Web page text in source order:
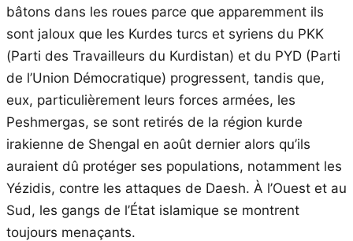
bâtons dans les roues parce que apparemment ils
sont jaloux que les Kurdes turcs et syriens du PKK
(Parti des Travailleurs du Kurdistan) et du PYD (Parti
de l’Union Démocratique) progressent, tandis que,
eux, particulièrement leurs forces armées, les
Peshmergas, se sont retirés de la région kurde
irakienne de Shengal en août dernier alors qu’ils
auraient dû protéger ses populations, notamment les
Yézidis, contre les attaques de Daesh. À l’Ouest et au
Sud, les gangs de l’État islamique se montrent
toujours menaçants.